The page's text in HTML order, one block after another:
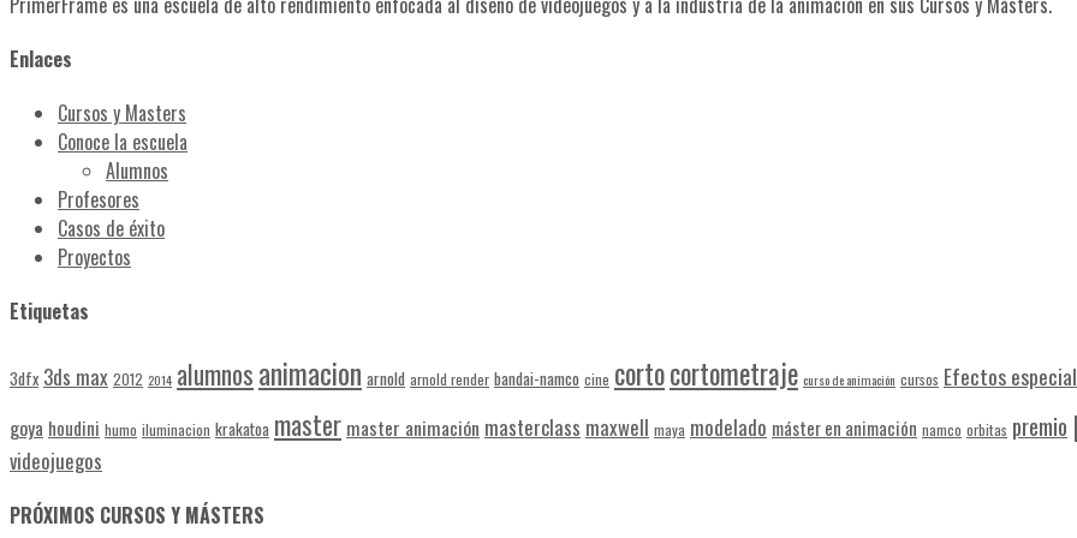
Enlaces
Cursos y Masters
Conoce la escuela
Alumnos
Profesores
Casos de éxito
Proyectos
Etiquetas
3dfx 3ds max 2012 2014 alumnosanimacion arnold arnold render bandai-namco cine cortocortometraje curso de animación cursos Efectos
goya houdini humo iluminacion krakatoa master master animación masterclass maxwell maya modelado máster en animación namco orbitas premio
videojuegos
PRÓXIMOS CURSOS Y MÁSTERS